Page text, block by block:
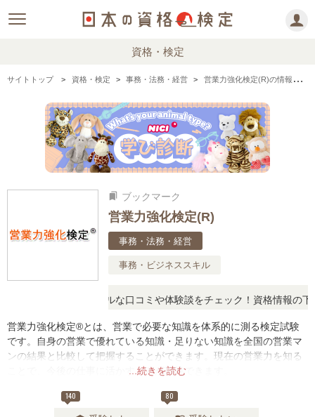
資格・検定
サイトトップ 資格・検定 事務・法務・経営 営業力強化検定(R)の情報まとめ
bookmarks ブックマーク
営業力強化検定(R)
事務・法務・経営
事務・ビジネススキル
に思ったら、リアルな口コミや体験談をチェック！資格情報の下か
...続きを読む
営業力強化検定®とは、営業で必要な知識を体系的に測る検定試験
です。自身の営業で優れている知識・足りない知識を全国の営業マ
ンの結果と比較して把握することができます。現在の営業力を知る
ことで、今後の仕事に活かすことが期待できます。
140 80